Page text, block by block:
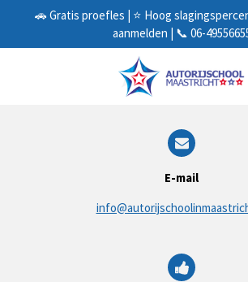
naar
🚗 Gratis proefles | ⭐ Hoog
aanmelden | 📞 06-
E-mail